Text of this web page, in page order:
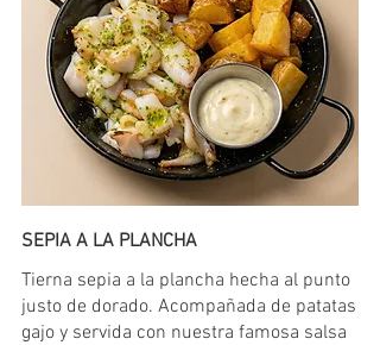
SEPIA A LA PLANCHA
Tierna sepia a la plancha hecha al punto
justo de dorado. Acompañada de patatas
gajo y servida con nuestra famosa salsa